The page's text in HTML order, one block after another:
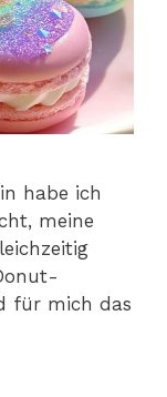
habe ich
meine
für mich das